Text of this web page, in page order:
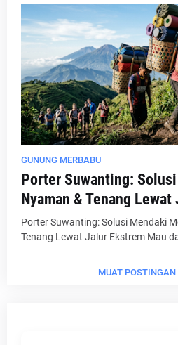
GUNUNG MERBABU
Porter Suwanting:
Nyaman & Tenang
Porter Suwanting: Solusi Mendaki
Tenang Lewat Jalur Ekstrem Mau
MUAT